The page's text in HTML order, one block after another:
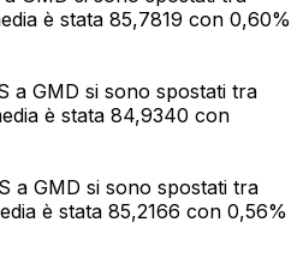
è stata 85,7819 con 0,60%
a GMD si sono spostati tra
è stata 84,9340 con
a GMD si sono spostati tra
è stata 85,2166 con 0,56%